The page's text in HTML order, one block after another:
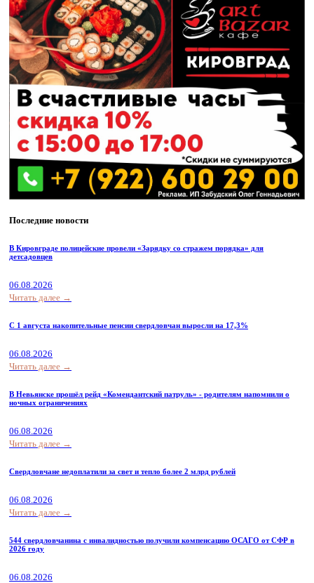
Последние новости
В Кировграде полицейские провели «Зарядку со стражем порядка» для
детсадовцев
06.08.2026
Читать далее →
С 1 августа накопительные пенсии свердловчан выросли на 17,3%
06.08.2026
Читать далее →
В Невьянске прошёл рейд «Комендантский патруль» - родителям напомнили о
ночных ограничениях
06.08.2026
Читать далее →
Свердловчане недоплатили за свет и тепло более 2 млрд рублей
06.08.2026
Читать далее →
544 свердловчанина с инвалидностью получили компенсацию ОСАГО от СФР в
2026 году
06.08.2026